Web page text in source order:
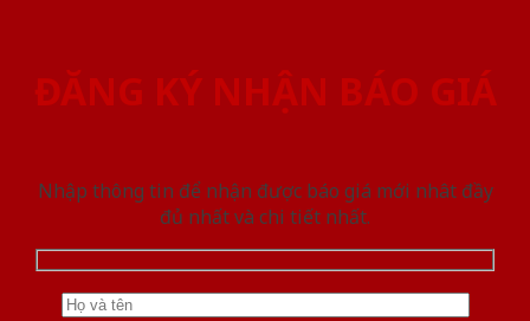
ĐĂNG KÝ NHẬN BÁO GIÁ
Nhập thông tin để nhận được báo giá mới nhât đầy
đủ nhất và chi tiết nhất.